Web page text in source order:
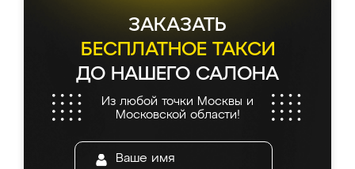
ЗАКАЗАТЬ
БЕСПЛАТНОЕ ТАКСИ
ДО НАШЕГО САЛОНА
Из любой точки Москвы и
Московской области!